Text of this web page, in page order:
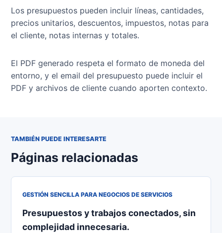
Los presupuestos pueden incluir líneas, cantidades,
precios unitarios, descuentos, impuestos, notas para
el cliente, notas internas y totales.
El PDF generado respeta el formato de moneda del
entorno, y el email del presupuesto puede incluir el
PDF y archivos de cliente cuando aporten contexto.
TAMBIÉN PUEDE INTERESARTE
Páginas relacionadas
GESTIÓN SENCILLA PARA NEGOCIOS DE SERVICIOS
Presupuestos y trabajos conectados, sin
complejidad innecesaria.